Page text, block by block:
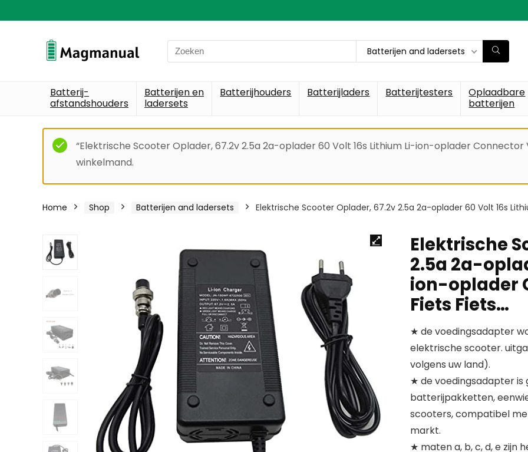
Search
for:
Batterijen and ladersets
Batterij-
afstandshouders
Batterijen en
ladersets
Batterijhouders Batterijladers Batterijtesters
Oplaadbare
batterijen
“Elektrische Scooter Oplader, 67.2v 2.5a 2a-oplader 60 Volt 16s Lithium Li-ion-oplader Connector
winkelmand.
Home Shop Batterijen and ladersets Elektrische Scooter Oplader, 67.2v 2.5a 2a-oplader 60 Volt 16s
Elektrische
2.5a 2a-
ion-oplader
Fiets Fiets…
★ de voedingsadapter
elektrische scooter.
volgens uw land).
★ de voedingsadapter
batterijpakketten,
scooters, compatibel
markt.
★ maten a, b, c, d, e zijn